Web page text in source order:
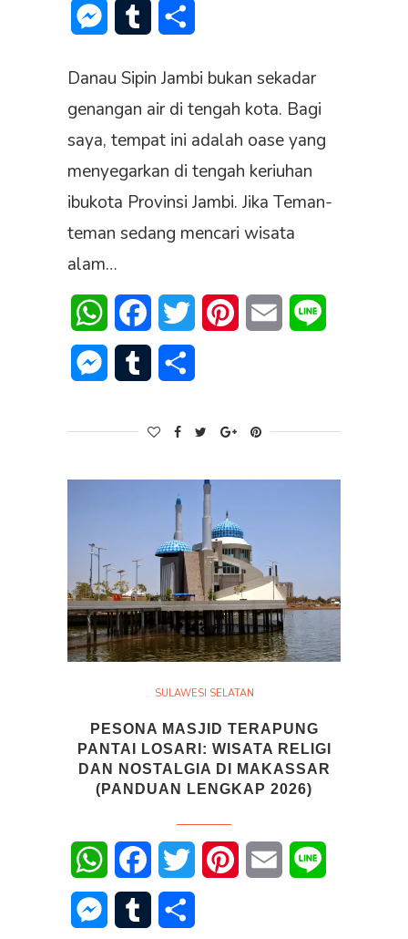
Messenger
Tumblr
Danau Sipin Jambi bukan sekadar
genangan air di tengah kota. Bagi
saya, tempat ini adalah oase yang
menyegarkan di tengah keriuhan
ibukota Provinsi Jambi. Jika Teman-
teman sedang mencari wisata
alam…
WhatsAppFacebookTwitter PinterestEmail
Messenger
Tumblr
SULAWESI SELATAN
PESONA MASJID TERAPUNG
PANTAI LOSARI: WISATA RELIGI
DAN NOSTALGIA DI MAKASSAR
(PANDUAN LENGKAP 2026)
WhatsAppFacebookTwitter PinterestEmail
Messenger
Tumblr